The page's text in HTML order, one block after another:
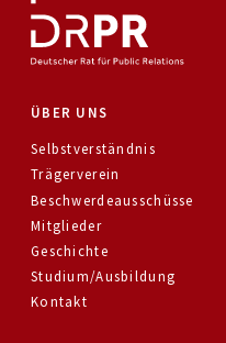
ÜBER UNS
Selbstverständnis
Trägerverein
Beschwerdeausschüsse
Mitglieder
Geschichte
Studium/Ausbildung
Kontakt